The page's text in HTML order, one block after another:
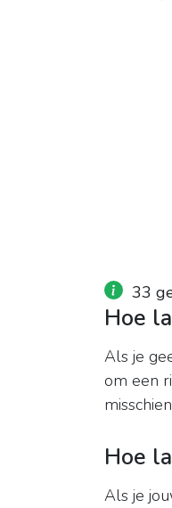
33
Hoe
Als je
om een
Hoe
Als je